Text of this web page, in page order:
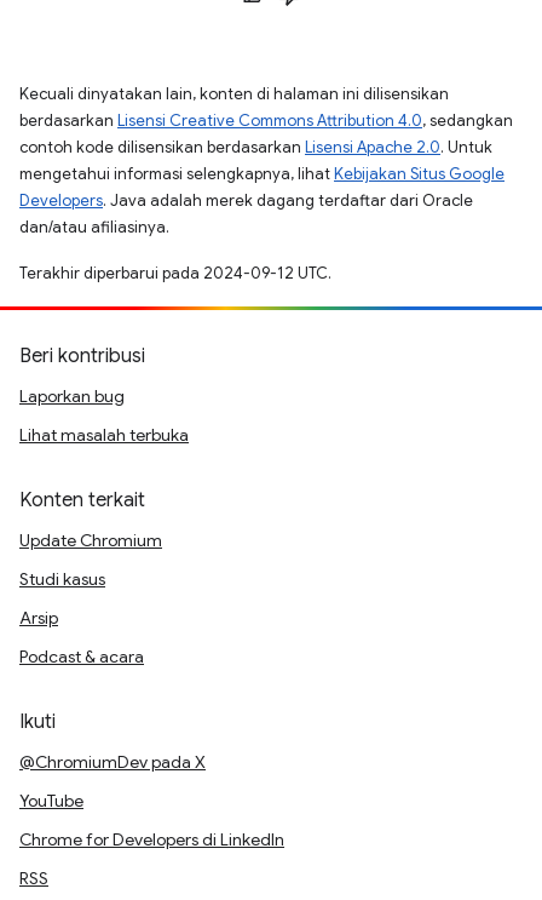
Kecuali dinyatakan lain, konten di halaman ini dilisensikan
berdasarkan Lisensi Creative Commons Attribution 4.0, sedangkan
contoh kode dilisensikan berdasarkan Lisensi Apache 2.0. Untuk
mengetahui informasi selengkapnya, lihatKebijakan Situs Google
Developers. Java adalah merek dagang terdaftar dari Oracle
dan/atau afiliasinya.
Terakhir diperbarui pada 2024-09-12 UTC.
Beri kontribusi
Laporkan bug
Lihat masalah terbuka
Konten terkait
Update Chromium
Studi kasus
Arsip
Podcast & acara
Ikuti
@ChromiumDev pada X
YouTube
Chrome for Developers di LinkedIn
RSS